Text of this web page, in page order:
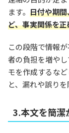
ます。 日付や期
ど、事実関係を
この段階で情報
者の負担を増や
モを作成するな
と、漏れや誤りを
3.本文を簡潔